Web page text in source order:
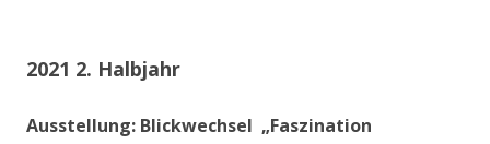
2021 2. Halbjahr
Ausstellung: Blickwechsel „Faszination